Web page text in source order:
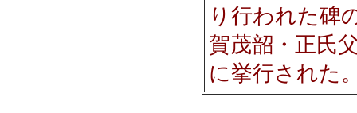
り行われた碑
賀茂韶・正氏
に挙行された